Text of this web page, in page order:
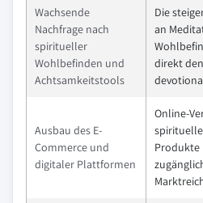
Wachsende
Nachfrage nach
spiritueller
Wohlbefinden und
Achtsamkeitstools
Die
an
direkt
Ausbau des E-
Commerce und
digitaler Plattformen
Online-
Produkte